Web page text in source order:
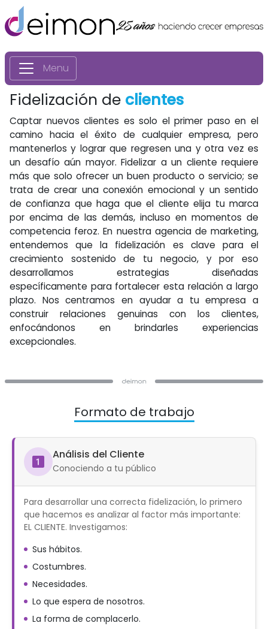
Menu
Fidelización de clientes
Captar nuevos clientes es solo el primer paso en el
camino hacia el éxito de cualquier empresa, pero
mantenerlos y lograr que regresen una y otra vez es
un desafío aún mayor. Fidelizar a un cliente requiere
más que solo ofrecer un buen producto o servicio; se
trata de crear una conexión emocional y un sentido
de confianza que haga que el cliente elija tu marca
por encima de las demás, incluso en momentos de
competencia feroz. En nuestra agencia de marketing,
entendemos que la fidelización es clave para el
crecimiento sostenido de tu negocio, y por eso
desarrollamos estrategias diseñadas
específicamente para fortalecer esta relación a largo
plazo. Nos centramos en ayudar a tu empresa a
construir relaciones genuinas con los clientes,
enfocándonos en brindarles experiencias
excepcionales.
Formato de trabajo
Análisis del Cliente
Conociendo a tu público
Para desarrollar una correcta fidelización, lo primero
que hacemos es analizar al factor más importante:
EL CLIENTE. Investigamos:
Sus hábitos.
Costumbres.
Necesidades.
Lo que espera de nosotros.
La forma de complacerlo.